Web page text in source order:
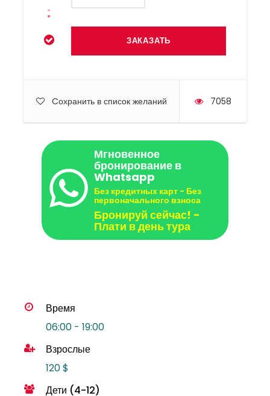
Cохранить в список желаний 7058
Мгновенное
бронирование в
Whatsapp
Без кредитных карт - Без
первоначального взноса
Бронируй сейчас! -
Плати в день тура
Время
06:00 - 19:00
Взрослые
120 $
Дети (4-12)